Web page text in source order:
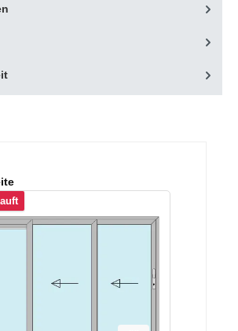
überspringen